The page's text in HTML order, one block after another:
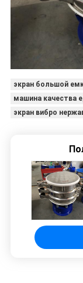
экран большой
машина качества
экран вибро